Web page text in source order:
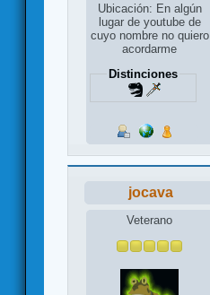
Ubicación: En algún
lugar de youtube de
cuyo nombre no quiero
acordarme
Distinciones
jocava
Veterano